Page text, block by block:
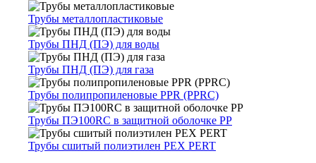
Трубы металлопластиковые
Трубы ПНД (ПЭ) для воды
Трубы ПНД (ПЭ) для газа
Трубы полипропиленовые PPR (PPRC)
Трубы ПЭ100RC в защитной оболочке PP
Трубы сшитый полиэтилен PEX PERT